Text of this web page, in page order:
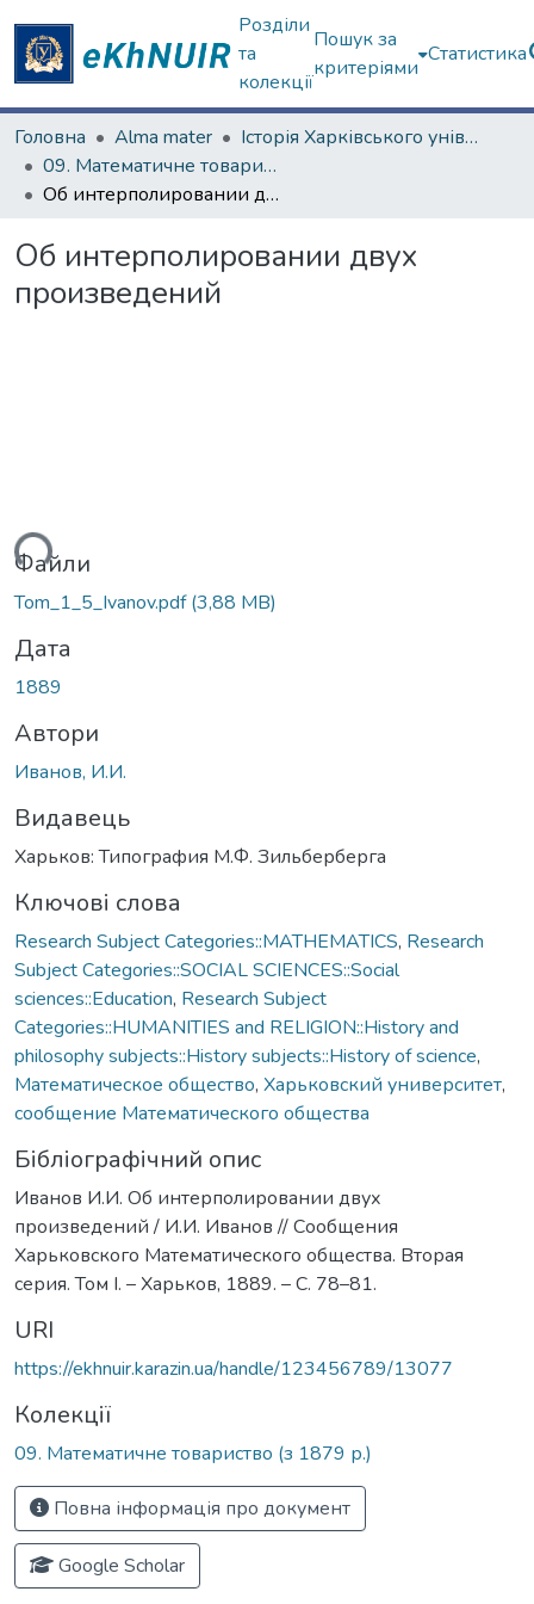
Розділи
та
колекції
Пошук за
критеріями
Статистика
Головна Alma mater
Історія Харківського університету
09. Математичне товариство (з 1879 р.)
Об интерполировании двух произведений
Об интерполировании двух
произведений
Файли
Tom_1_5_Ivanov.pdf(3,88 MB)
Дата
1889
Автори
Иванов, И.И.
Видавець
Харьков: Типография М.Ф. Зильберберга
Ключові слова
Research Subject Categories::MATHEMATICS, Research
Subject Categories::SOCIAL SCIENCES::Social
sciences::Education, Research Subject
Categories::HUMANITIES and RELIGION::History and
philosophy subjects::History subjects::History of science,
Математическое общество, Харьковский университет,
сообщение Математического общества
Бібліографічний опис
Иванов И.И. Об интерполировании двух
произведений / И.И. Иванов // Сообщения
Харьковского Математического общества. Вторая
серия. Том І. – Харьков, 1889. – С. 78–81.
URI
https://ekhnuir.karazin.ua/handle/123456789/13077
Колекції
09. Математичне товариство (з 1879 р.)
Повна інформація про документ
Google Scholar